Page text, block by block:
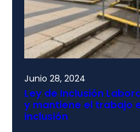
Junio 28, 2024
Ley de Inclusión
y mantiene el trabajo
inclusión